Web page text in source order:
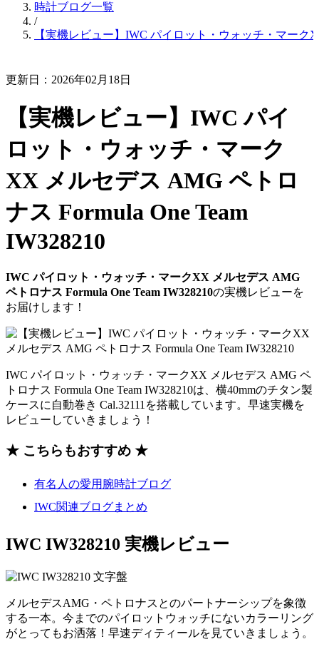
時計ブログ一覧
/
【実機レビュー】IWC パイロット・ウォッチ・マーク
更新日：2026年02月18日
【実機レビュー】IWC パイ
ロット・ウォッチ・マーク
XX メルセデス AMG ペトロ
ナス Formula One Team
IW328210
IWC パイロット・ウォッチ・マークXX メルセデス AMG
ペトロナス Formula One Team IW328210の実機レビューを
お届けします！
IWC パイロット・ウォッチ・マークXX メルセデス AMG ペ
トロナス Formula One Team IW328210は、横40mmのチタン製
ケースに自動巻き Cal.32111を搭載しています。早速実機を
レビューしていきましょう！
★ こちらもおすすめ ★
有名人の愛用腕時計ブログ
IWC関連ブログまとめ
IWC IW328210 実機レビュー
メルセデスAMG・ペトロナスとのパートナーシップを象徴
する一本。今までのパイロットウォッチにないカラーリング
がとってもお洒落！早速ディティールを見ていきましょう。